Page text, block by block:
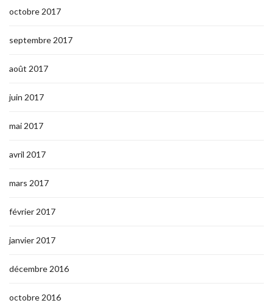
octobre 2017
septembre 2017
août 2017
juin 2017
mai 2017
avril 2017
mars 2017
février 2017
janvier 2017
décembre 2016
octobre 2016